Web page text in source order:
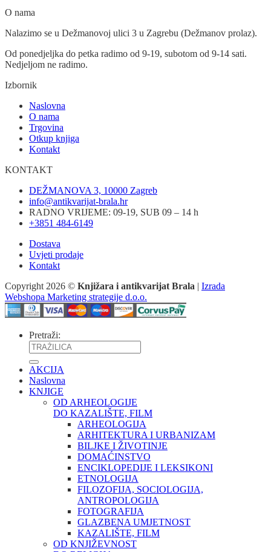
O nama
Nalazimo se u Dežmanovoj ulici 3 u Zagrebu (Dežmanov prolaz).
Od ponedjeljka do petka radimo od 9-19, subotom od 9-14 sati.
Nedjeljom ne radimo.
Izbornik
Naslovna
O nama
Trgovina
Otkup knjiga
Kontakt
KONTAKT
DEŽMANOVA 3, 10000 Zagreb
info@antikvarijat-brala.hr
RADNO VRIJEME: 09-19, SUB 09 – 14 h
+3851 484-6149
Dostava
Uvjeti prodaje
Kontakt
Copyright 2026 © Knjižara i antikvarijat Brala | Izrada
Webshopa Marketing strategije d.o.o.
Pretraži:
AKCIJA
Naslovna
KNJIGE
OD ARHEOLOGIJE
DO KAZALIŠTE, FILM
ARHEOLOGIJA
ARHITEKTURA I URBANIZAM
BILJKE I ŽIVOTINJE
DOMAĆINSTVO
ENCIKLOPEDIJE I LEKSIKONI
ETNOLOGIJA
FILOZOFIJA, SOCIOLOGIJA,
ANTROPOLOGIJA
FOTOGRAFIJA
GLAZBENA UMJETNOST
KAZALIŠTE, FILM
OD KNJIŽEVNOST